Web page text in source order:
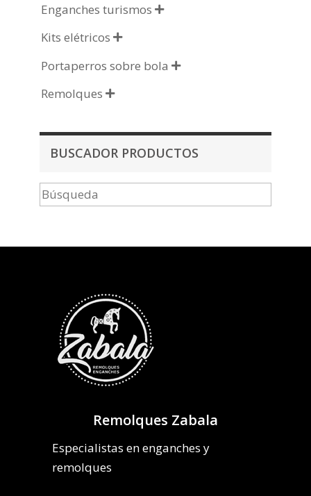
Enganches turismos 
Kits elétricos 
Portaperros sobre bola 
Remolques 
BUSCADOR PRODUCTOS
Remolques Zabala
Especialistas en enganches y
remolques